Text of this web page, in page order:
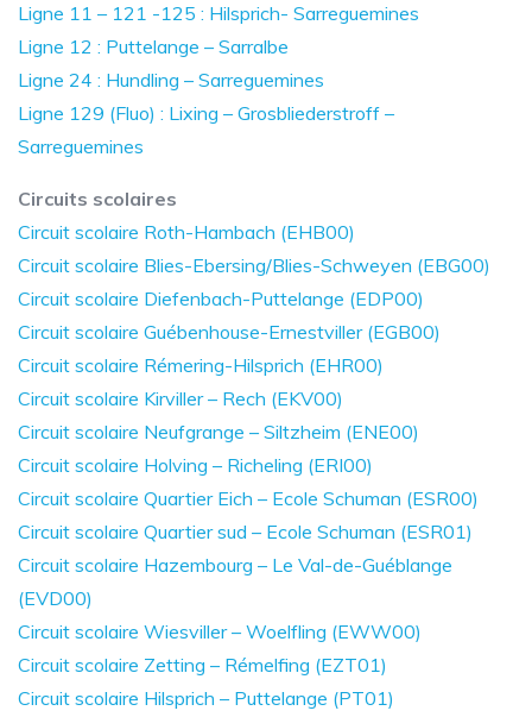
Ligne 11 – 121 -125 : Hilsprich- Sarreguemines
Ligne 12 : Puttelange – Sarralbe
Ligne 24 : Hundling – Sarreguemines
Ligne 129 (Fluo) : Lixing – Grosbliederstroff –
Sarreguemines
Circuits scolaires
Circuit scolaire Roth-Hambach (EHB00)
Circuit scolaire Blies-Ebersing/Blies-Schweyen (EBG00)
Circuit scolaire Diefenbach-Puttelange (EDP00)
Circuit scolaire Guébenhouse-Ernestviller (EGB00)
Circuit scolaire Rémering-Hilsprich (EHR00)
Circuit scolaire Kirviller – Rech (EKV00)
Circuit scolaire Neufgrange – Siltzheim (ENE00)
Circuit scolaire Holving – Richeling (ERI00)
Circuit scolaire Quartier Eich – Ecole Schuman (ESR00)
Circuit scolaire Quartier sud – Ecole Schuman (ESR01)
Circuit scolaire Hazembourg – Le Val-de-Guéblange
(EVD00)
Circuit scolaire Wiesviller – Woelfling (EWW00)
Circuit scolaire Zetting – Rémelfing (EZT01)
Circuit scolaire Hilsprich – Puttelange (PT01)